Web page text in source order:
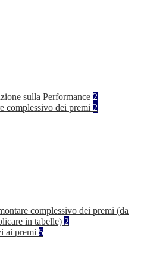
sulla Performance 2
complessivo dei premi 2
complessivo dei premi (da
in tabelle) 2
ai premi 5